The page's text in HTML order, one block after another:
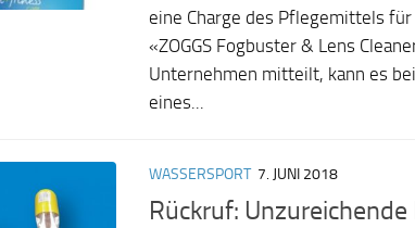
eine Charge des Pflegemittels
«ZOGGS Fogbuster & Lens
Unternehmen mitteilt, kann es
eines...
WASSERSPORT 7. JUNI 2018
Rückruf: